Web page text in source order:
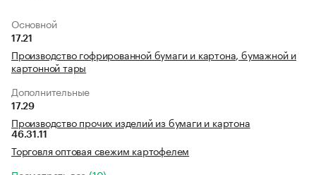
Основной
17.21
Производство гофрированной бумаги и картона, бумажной и
картонной тары
Дополнительные
17.29
Производство прочих изделий из бумаги и картона
46.31.11
Торговля оптовая свежим картофелем